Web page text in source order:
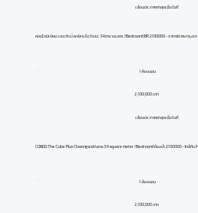
เลื่อนประกาศล่าสุดเมื่อวันที่
คอนโดมิเนียม เดอะคิวบ์ พลัส แจ้งวัฒนะ 34ตารางเมตร 1Bedroom1BR 2100000 - ราคาพิเศษ กรุงเท
2,100,000 บาท
1 ห้องนอน
เลื่อนประกาศล่าสุดเมื่อวันที่
CONDO The Cube Plus Chaengwattana 34 square meter 1Bedroom1ห้องน้ำ 2100000 - ใกล้กับ
2,100,000 บาท
1 ห้องนอน